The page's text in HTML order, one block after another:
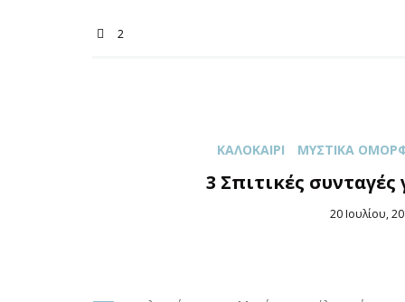
2
ΚΑΛΟΚΑΊΡΙ ΜΥΣΤΙΚΆ
3 Σπιτικές
Posted
20 Ιουλίου,